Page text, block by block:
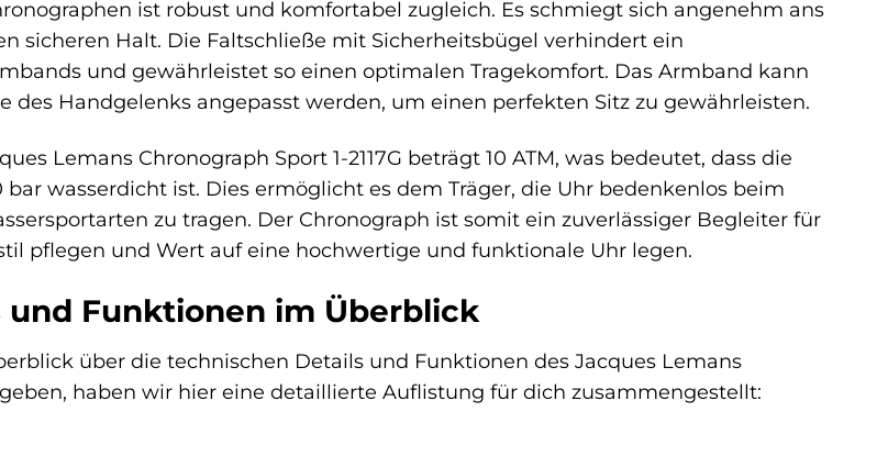
ist robust und komfortabel zugleich. Es schmiegt sich angenehm ans
sicheren Halt. Die Faltschließe mit Sicherheitsbügel verhindert ein
und gewährleistet so einen optimalen Tragekomfort. Das Armband kann
des Handgelenks angepasst werden, um einen perfekten Sitz zu gewährleisten.
Lemans Chronograph Sport 1-2117G beträgt 10 ATM, was bedeutet, dass die
bar wasserdicht ist. Dies ermöglicht es dem Träger, die Uhr bedenkenlos beim
zu tragen. Der Chronograph ist somit ein zuverlässiger Begleiter für
pflegen und Wert auf eine hochwertige und funktionale Uhr legen.
und Funktionen im Überblick
über die technischen Details und Funktionen des Jacques Lemans
geben, haben wir hier eine detaillierte Auflistung für dich zusammengestellt: